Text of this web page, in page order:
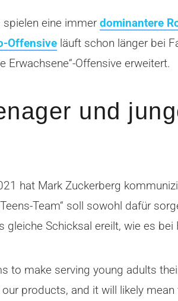
spielen eine immer dominantere
Offensive läuft schon länger bei
Erwachsene“-Offensive erweitert.
und
hat Mark Zuckerberg
Team“ soll sowohl dafür
Schicksal ereilt, wie es bei
to make serving young adults
products, and it will likely